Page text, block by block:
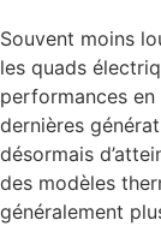
Souvent moins
les quads
performances en
dernières
désormais
des modèles
généralement